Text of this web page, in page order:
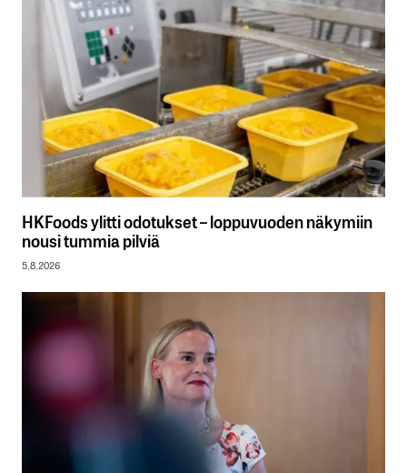
HKFoods ylitti odotukset – loppuvuoden näkymiin
nousi tummia pilviä
5.8.2026